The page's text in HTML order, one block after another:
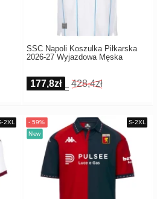
SSC Napoli Koszulka Piłkarska
2026-27 Wyjazdowa Męska
177,8zł 428,4zł